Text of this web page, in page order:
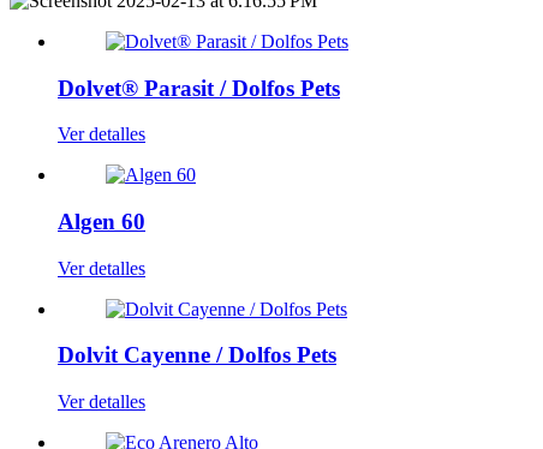
Dolvet® Parasit / Dolfos Pets
Ver detalles
Algen 60
Ver detalles
Dolvit Cayenne / Dolfos Pets
Ver detalles